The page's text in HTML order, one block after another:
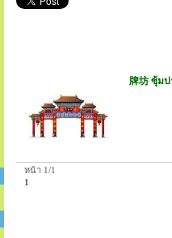
牌坊 ซุ้ม
หน้า 1/1
1